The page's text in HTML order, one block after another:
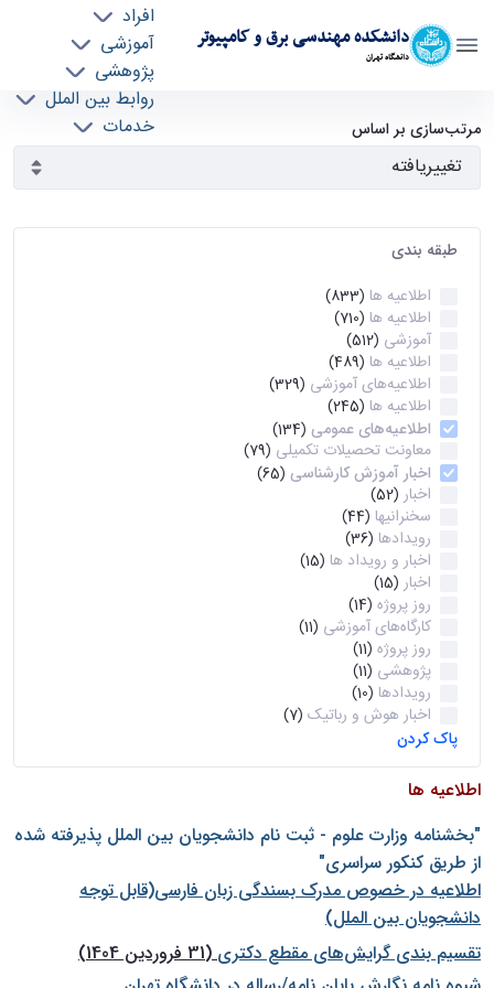
دانشکده مهندسی برق و کامپیوتر
دانشگاه تهران
افراد
آموزشی
پژوهشی
روابط بین الملل
خدمات
آرشیو اطلاعیه ها - ece- دانشکده مهندسی برق و
کامپیوتر
مرتب‌سازی بر اساس
طبقه بندی
اطلاعیه ها (833)
اطلاعیه ها (710)
آموزشی (512)
اطلاعیه ها (489)
اطلاعیه‌های‌ آموزشی (329)
اطلاعیه ها (245)
اطلاعیه‌های عمومی (134)
معاونت تحصیلات تکمیلی (79)
اخبار آموزش کارشناسی (65)
اخبار (52)
سخنرانیها (44)
رویدادها (36)
اخبار و رویداد ها (15)
اخبار (15)
روز پروژه (14)
کارگاه‌های آموزشی (11)
روز پروژه (11)
پژوهشی (11)
رویدادها (10)
اخبار هوش و رباتیک (7)
پاک کردن
اطلاعیه ها
"بخشنامه وزارت علوم - ثبت نام دانشجويان بين الملل پذيرفته شده
از طريق كنكور سراسری"
اطلاعیه در خصوص مدرک بسندگی زبان فارسی(قابل توجه
دانشجویان بین الملل)
تقسیم بندی گرایش‌های مقطع دکتری(31 فروردین 1404)